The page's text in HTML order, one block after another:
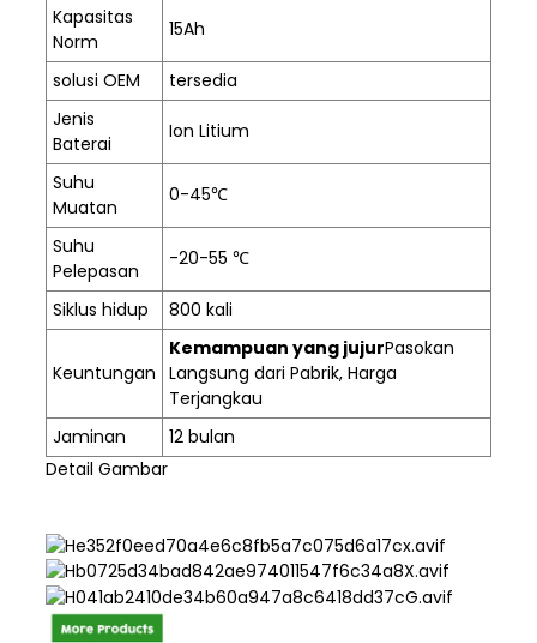
Kapasitas
Norm
15Ah
solusi OEM
tersedia
Jenis
Baterai
Ion Litium
Suhu
Muatan
0-45℃
Suhu
Pelepasan
-20-55 ℃
Siklus hidup 800 kali
Keuntungan
Kemampuan yang jujurPasokan
Langsung dari Pabrik, Harga
Terjangkau
Jaminan
12 bulan
Detail Gambar